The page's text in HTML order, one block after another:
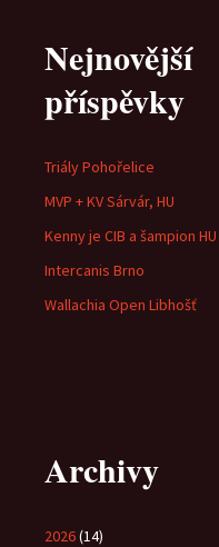
Nejnovější
příspěvky
Triály Pohořelice
MVP + KV Sárvár, HU
Kenny je CIB a šampion HU
Intercanis Brno
Wallachia Open Libhošť
Archivy
2026(14)